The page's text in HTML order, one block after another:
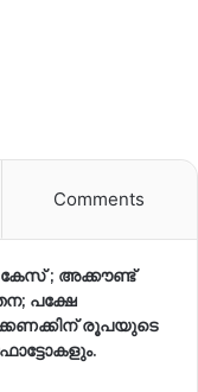
Comments
; അക്കൗണ്ട്
പക്ഷേ
രൂപയുടെ